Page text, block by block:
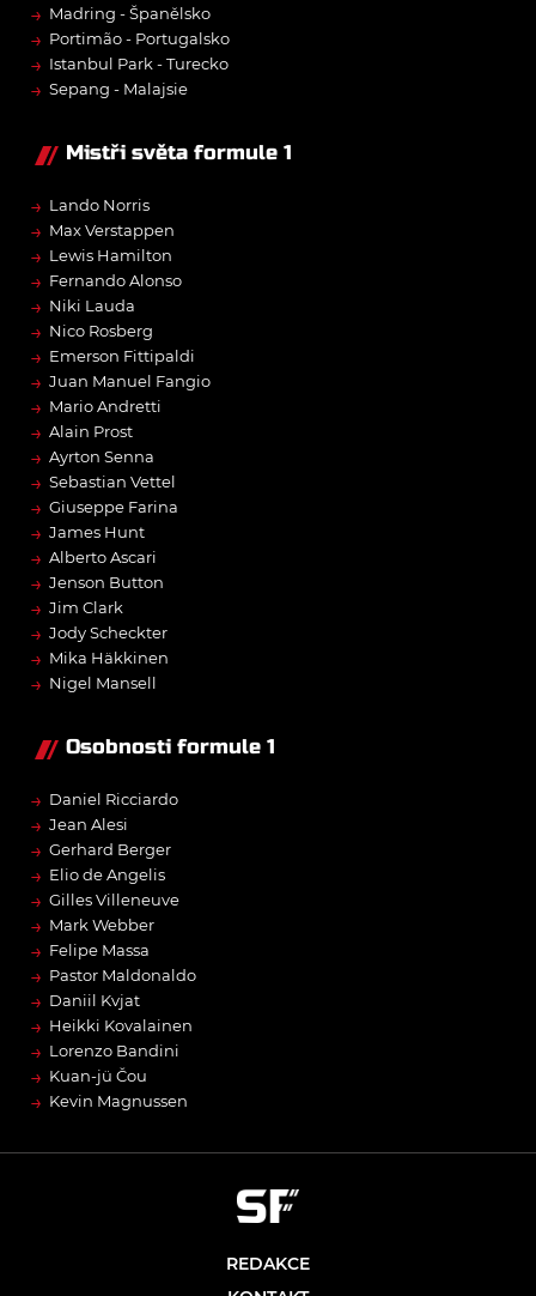
→ Madring - Španělsko
→ Portimão - Portugalsko
→ Istanbul Park - Turecko
→ Sepang - Malajsie
Mistři světa formule 1
→ Lando Norris
→ Max Verstappen
→ Lewis Hamilton
→ Fernando Alonso
→ Niki Lauda
→ Nico Rosberg
→ Emerson Fittipaldi
→ Juan Manuel Fangio
→ Mario Andretti
→ Alain Prost
→ Ayrton Senna
→ Sebastian Vettel
→ Giuseppe Farina
→ James Hunt
→ Alberto Ascari
→ Jenson Button
→ Jim Clark
→ Jody Scheckter
→ Mika Häkkinen
→ Nigel Mansell
Osobnosti formule 1
→ Daniel Ricciardo
→ Jean Alesi
→ Gerhard Berger
→ Elio de Angelis
→ Gilles Villeneuve
→ Mark Webber
→ Felipe Massa
→ Pastor Maldonaldo
→ Daniil Kvjat
→ Heikki Kovalainen
→ Lorenzo Bandini
→ Kuan-jü Čou
→ Kevin Magnussen
REDAKCE